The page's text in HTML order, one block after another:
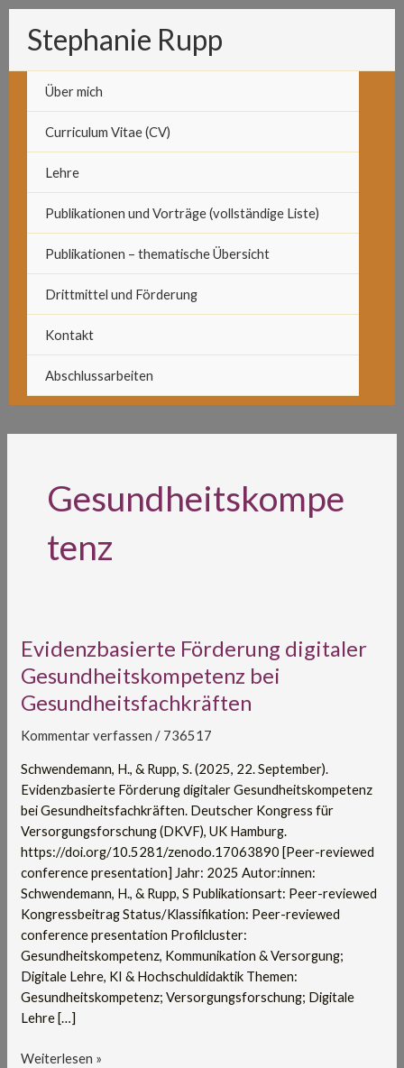
Zum
Inhalt
springenStephanie Rupp
Über mich
Curriculum Vitae (CV)
Lehre
Publikationen und Vorträge (vollständige Liste)
Publikationen – thematische Übersicht
Drittmittel und Förderung
Kontakt
Abschlussarbeiten
Gesundheitskompe
tenz
Evidenzbasierte Förderung digitaler
Gesundheitskompetenz bei
Gesundheitsfachkräften
Kommentar verfassen / 736517
Schwendemann, H., & Rupp, S. (2025, 22. September).
Evidenzbasierte Förderung digitaler Gesundheitskompetenz
bei Gesundheitsfachkräften. Deutscher Kongress für
Versorgungsforschung (DKVF), UK Hamburg.
https://doi.org/10.5281/zenodo.17063890 [Peer-reviewed
conference presentation] Jahr: 2025 Autor:innen:
Schwendemann, H., & Rupp, S Publikationsart: Peer-reviewed
Kongressbeitrag Status/Klassifikation: Peer-reviewed
conference presentation Profilcluster:
Gesundheitskompetenz, Kommunikation & Versorgung;
Digitale Lehre, KI & Hochschuldidaktik Themen:
Gesundheitskompetenz; Versorgungsforschung; Digitale
Lehre […]
Evidenzbasierte
Förderung
digitaler
Gesundheitskompetenz
bei
Weiterlesen »